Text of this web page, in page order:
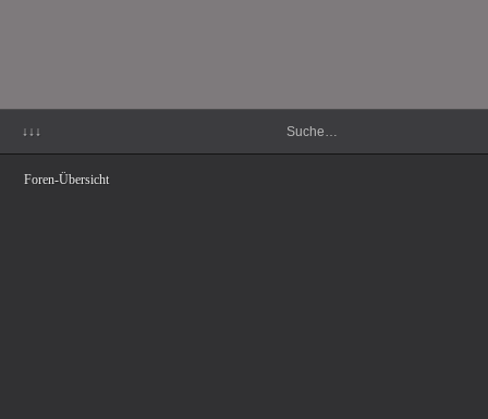
↓↓↓
Foren-Übersicht